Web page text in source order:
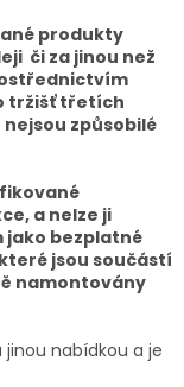
produkty
či za jinou než
tržišť třetích
způsobilé
a nelze ji
bezplatné
jsou součástí
namontovány
nabídkou a je